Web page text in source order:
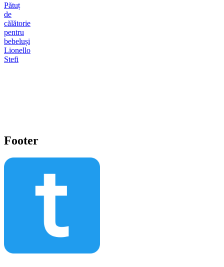
Pătuț
de
călătorie
pentru
bebeluși
Lionello
Stefi
Footer